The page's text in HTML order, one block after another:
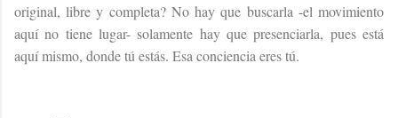
original, libre y completa? No hay que buscarla -el movimiento
aquí no tiene lugar- solamente hay que presenciarla, pues está
aquí mismo, donde tú estás. Esa conciencia eres tú.